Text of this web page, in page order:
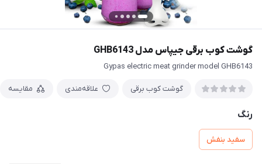
گوشت کوب برقی جیپاس مدل GHB6143
Gypas electric meat grinder model GHB6143
گوشت کوب برقی علاقه‌مندی مقایسه
رنگ
سفید بنفش